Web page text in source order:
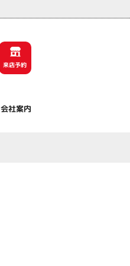
来店予約
会社案内